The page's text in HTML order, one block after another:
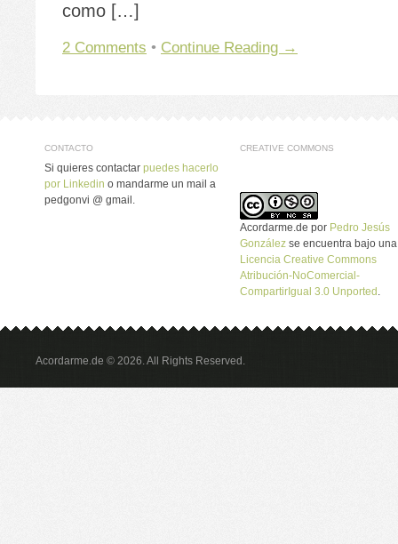
como […]
2 Comments • Continue Reading →
CONTACTO
Si quieres contactar puedes hacerlo
por Linkedin o mandarme un mail a
pedgonvi @ gmail.
CREATIVE COMMONS
Acordarme.de por Pedro Jesús
González se encuentra bajo una
Licencia Creative Commons
Atribución-NoComercial-
CompartirIgual 3.0 Unported .
Acordarme.de © 2026. All Rights Reserved.